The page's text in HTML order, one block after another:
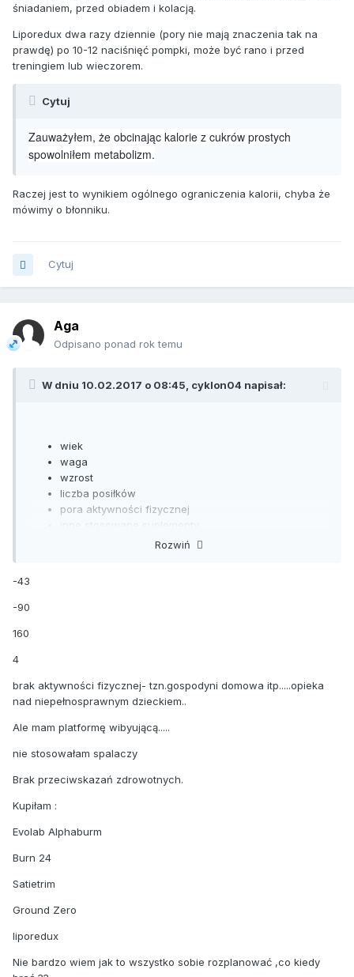
śniadaniem, przed obiadem i kolacją.
Liporedux dwa razy dziennie (pory nie mają znaczenia tak na
prawdę) po 10-12 naciśnięć pompki, może być rano i przed
treningiem lub wieczorem.
Cytuj
Zauważyłem, że obcinając kalorie z cukrów prostych
spowolniłem metabolizm.
Raczej jest to wynikiem ogólnego ograniczenia kalorii, chyba że
mówimy o błonniku.
Cytuj
Aga
Odpisano ponad rok temu
W dniu 10.02.2017 o 08:45, cyklon04 napisał:
wiek
waga
wzrost
liczba posiłków
pora aktywności fizycznej
inne stosowane suplementy
stosowane dotychczas spalacze tłuszczu
Rozwiń
-43
-90
160
4
brak aktywności fizycznej- tzn.gospodyni domowa itp.....opieka
nad niepełnosprawnym dzieckiem..
Ale mam platformę wibyującą.....
nie stosowałam spalaczy
Brak przeciwskazań zdrowotnych.
Kupiłam :
Evolab Alphaburm
Burn 24
Satietrim
Ground Zero
liporedux
Nie bardzo wiem jak to wszystko sobie rozplanować ,co kiedy